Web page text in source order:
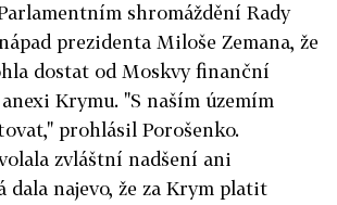
shromáždění Rady
prezidenta Miloše Zemana, že
dostat od Moskvy finanční
Krymu. "S naším územím
prohlásil Porošenko.
zvláštní nadšení ani
dala najevo, že za Krym platit